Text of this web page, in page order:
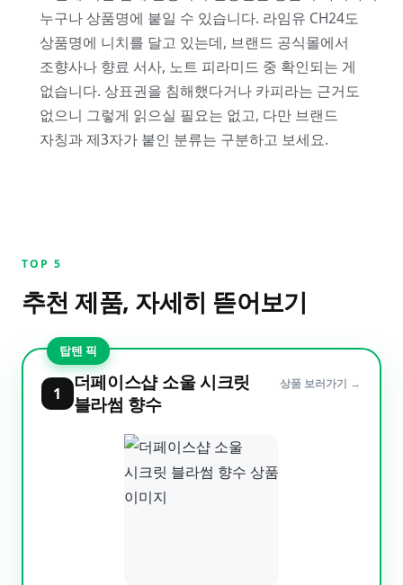
누구나 상품명에 붙일 수 있습니다. 라임유 CH24도
상품명에 니치를 달고 있는데, 브랜드 공식몰에서
조향사나 향료 서사, 노트 피라미드 중 확인되는 게
없습니다. 상표권을 침해했다거나 카피라는 근거도
없으니 그렇게 읽으실 필요는 없고, 다만 브랜드
자칭과 제3자가 붙인 분류는 구분하고 보세요.
TOP 5
추천 제품, 자세히 뜯어보기
탑텐 픽
1
더페이스샵 소울 시크릿
블라썸 향수
상품 보러가기 →